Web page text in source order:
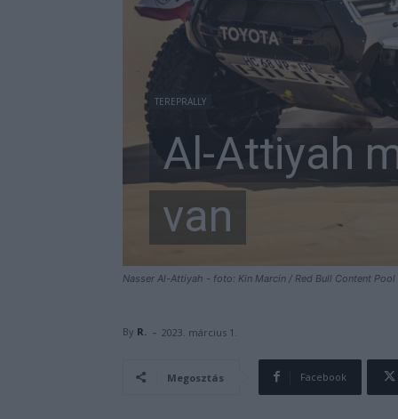
Nasser Al-Attiyah - foto: Kin Marcin / Red Bull Content Pool
TEREPRALLY
Al-Attiyah
van
By R. - 2023. március 1.
Megosztás Facebook